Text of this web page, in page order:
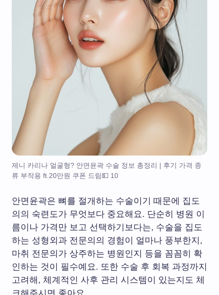
제니 카리나 얼굴형? 안면윤곽 수술 정보 총정리 | 후기 가격 종
류 부작용 ft.20만원 쿠폰 드림💵 10
안면윤곽은 뼈를 절개하는 수술이기 때문에 집도
의의 숙련도가 무엇보다 중요해요. 단순히 병원 이
름이나 가격만 보고 선택하기보다는, 수술을 집도
하는 성형외과 전문의의 경험이 얼마나 풍부한지,
마취 전문의가 상주하는 병원인지 등을 꼼꼼히 확
인하는 것이 필수예요. 또한 수술 후 회복 과정까지
고려해, 체계적인 사후 관리 시스템이 있는지도 체